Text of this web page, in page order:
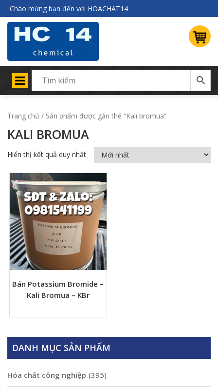
Chào mừng bạn đến với HOACHAT14
Trang chủ / Sản phẩm được gắn thẻ “Kali bromua”
KALI BROMUA
Hiển thị kết quả duy nhất
Bán Potassium Bromide –
Kali Bromua – KBr
DANH MỤC SẢN PHẨM
Hóa chất công nghiệp (395)